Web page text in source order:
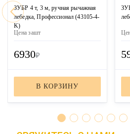
ЗУБР 4 т, 3 м, ручная рычажная
лебедка, Профессионал (43105-4-
K)
Цена зашт
6930₽
В КОРЗИНУ